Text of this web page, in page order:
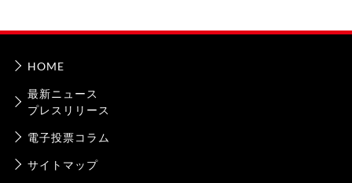
HOME
最新ニュース
プレスリリース
電子投票コラム
サイトマップ